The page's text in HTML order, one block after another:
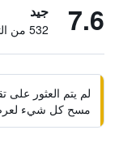
7.6 جيد
532 من التقييمات تم التحقق منها
لم يتم العثور على
مسح كل شيء لعرض